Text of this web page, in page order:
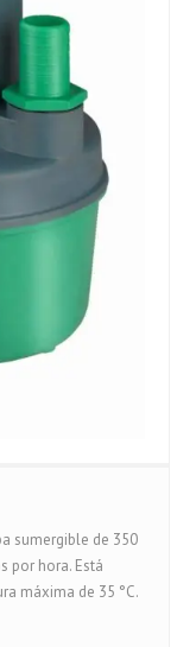
sumergible de 350
por hora. Está
máxima de 35 °C.